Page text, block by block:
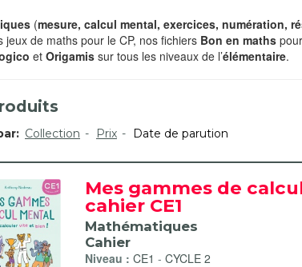
(mesure, calcul mental, exercices, numération,
de maths pour le CP, nos fichiers Bon en maths
et Origamis sur tous les niveaux de l’élémentaire.
Collection Prix Date de parution
Mes gammes de
cahier CE1
Mathématiques
Cahier
Niveau :CE1 -CYCLE 2